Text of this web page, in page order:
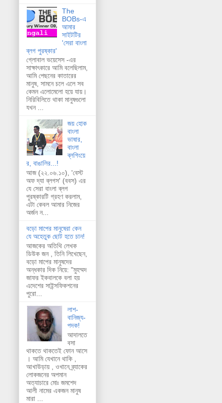
The
BOBs-এ
আমার
সাইটটির
'সেরা বাংলা
ব্লগ পুরষ্কার'
গ্লোবাল ভয়েসেস -এর
সাক্ষাৎকারে আমি বলেছিলাম,
আমি পেছনের কাতারের
মানুষ, সামনে চলে এলে সব
কেমন এলোমেলো হয়ে যায়।
নিরিবিলিতে থাকা মানুষগুলো
যখন ...
জয় হোক
বাংলা
ভাষার,
বাংলা
ব্লগিংয়ে
র, বাঙালির...!
আজ (২২.০৬.১০), 'বেস্ট
অফ দ্যা ব্লগস' (ববস) এর
যে সেরা বাংলা ব্লগ
পুরষ্কারটি গ্রহণ করলাম,
এটা কেবল আমার নিজের
অর্জন ন...
বড়ো মাপের মানুষেরা কেন
যে অহেতুক ছোট হতে চান!
আজকের অতিথি লেখক
ডিউক জন , তিনি লিখেছেন,
বড়ো মাপের মানুষদের
অন্ধকার দিক নিয়ে: "মুহম্মদ
জাফর ইকবালকে বলা হয়
এদেশের সাইন্সফিকশনের
পুরো...
লাশ-
বানিজ্য-
পদক!
আদালতে
বসা
থাকতে থাকতেই ফোন আসে
। আমি যেখানে থাকি ,
আখাউড়ায় , ওখানে ব্র্যাকের
লোকজনের অপমান
অত্যাচারে মোঃ জমশেদ
আলী নামের একজন মানুষ
মারা ...